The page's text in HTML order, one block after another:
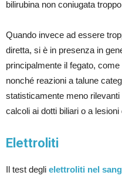
bilirubina non coniugata
Quando invece ad essere
diretta, si è in presenza in
principalmente il fegato,
nonché reazioni a talune
statisticamente meno
calcoli ai dotti biliari o a lesioni
Elettroliti
Il test degli elettroliti nel